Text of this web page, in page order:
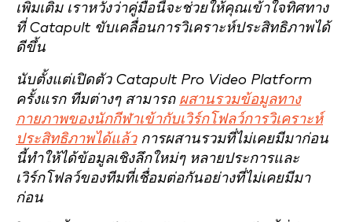
เพิ่มเติม เราหวังว่าคู่มือนี้จะช่วยให้คุณเข้าใจทิศทาง
ที่ Catapult ขับเคลื่อนการวิเคราะห์ประสิทธิภาพได้
ดีขึ้น
นับตั้งแต่เปิดตัว Catapult Pro Video Platform
ครั้งแรก ทีมต่างๆ สามารถ ผสานรวมข้อมูลทาง
กายภาพของนักกีฬาเข้ากับเวิร์กโฟลว์การวิเคราะห์
ประสิทธิภาพได้แล้ว การผสานรวมที่ไม่เคยมีมาก่อน
นี้ทำให้ได้ข้อมูลเชิงลึกใหม่ๆ หลายประการและ
เวิร์กโฟลว์ของทีมที่เชื่อมต่อกันอย่างที่ไม่เคยมีมา
ก่อน